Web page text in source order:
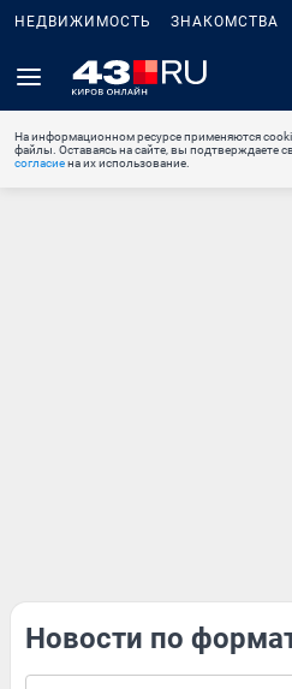
НЕДВИЖИМОСТЬ ЗНАКОМСТВА
На информационном ресурсе применяются
файлы. Оставаясь на сайте, вы подтверждаете
согласиена их использование.
Новости по